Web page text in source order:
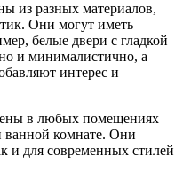
из разных материалов,
Они могут иметь
белые двери с гладкой
и минималистично, а
интерес и
в любых помещениях
ванной комнате. Они
и для современных стилей